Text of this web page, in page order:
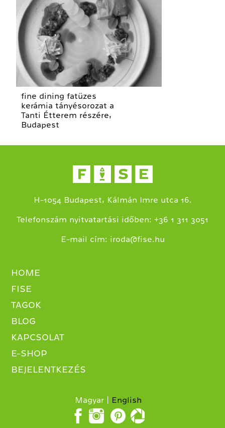
fine dining fatüzes
kerámia tányésorozat a
Tanti Étterem részére,
Budapest
H-1054 Budapest, Kálmán Imre utca 16.
Telefonszám nyitvatartási időben: +36 1 311 3051
E-mail cím: iroda@fise.hu
HOME
FISE
TAGOK
BLOG
KAPCSOLAT
E-SHOP
BEJELENTKEZÉS
Magyar English